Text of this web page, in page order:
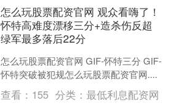
怎么玩股票配资官网 观众看嗨了！
怀特高难度漂移三分+造杀伤反超
绿军最多落后22分
怎么玩股票配资官网 GIF-怀特三分 GIF-
怀特突破被犯规怎么玩股票配资官网....
查看： 155 分类：最低利息配资网